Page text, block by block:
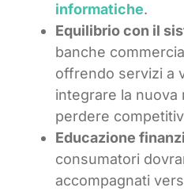
informatiche.
Equilibrio con il
banche
offrendo servizi a
integrare la nuova
perdere
Educazione
consumatori
accompagnati